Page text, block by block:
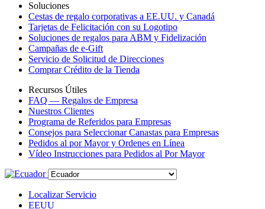
Soluciones
Cestas de regalo corporativas a EE.UU. y Canadá
Tarjetas de Felicitación con su Logotipo
Soluciones de regalos para ABM y Fidelización
Campañas de e-Gift
Servicio de Solicitud de Direcciones
Comprar Crédito de la Tienda
Recursos Útiles
FAQ — Regalos de Empresa
Nuestros Clientes
Programa de Referidos para Empresas
Consejos para Seleccionar Canastas para Empresas
Pedidos al por Mayor y Ordenes en Línea
Vídeo Instrucciones para Pedidos al Por Mayor
Localizar Servicio
EEUU